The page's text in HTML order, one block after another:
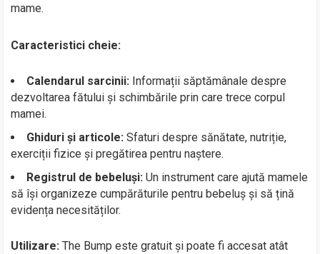
mame.
Caracteristici cheie:
Calendarul sarcinii: Informații săptămânale despre
dezvoltarea fătului și schimbările prin care trece corpul
mamei.
Ghiduri și articole: Sfaturi despre sănătate, nutriție,
exerciții fizice și pregătirea pentru naștere.
Registrul de bebeluși: Un instrument care ajută mamele
să își organizeze cumpărăturile pentru bebeluș și să țină
evidența necesităților.
Utilizare: The Bump este gratuit și poate fi accesat atât